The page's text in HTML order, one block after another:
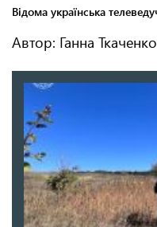
Автор: Ганна Ткаченко